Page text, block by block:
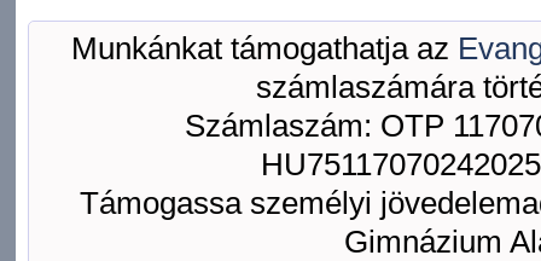
Munkánkat támogathatja az
számlaszámára
Számlaszám: OTP
Támogassa személyi
Gimnázium